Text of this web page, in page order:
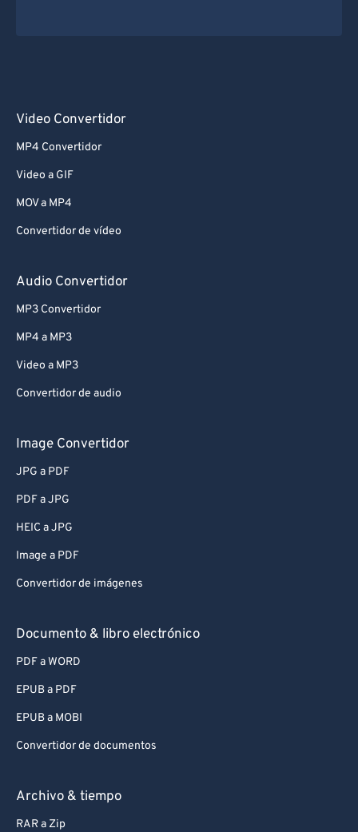
Video Convertidor
MP4 Convertidor
Video a GIF
MOV a MP4
Convertidor de vídeo
Audio Convertidor
MP3 Convertidor
MP4 a MP3
Video a MP3
Convertidor de audio
Image Convertidor
JPG a PDF
PDF a JPG
HEIC a JPG
Image a PDF
Convertidor de imágenes
Documento & libro electrónico
PDF a WORD
EPUB a PDF
EPUB a MOBI
Convertidor de documentos
Archivo & tiempo
RAR a Zip